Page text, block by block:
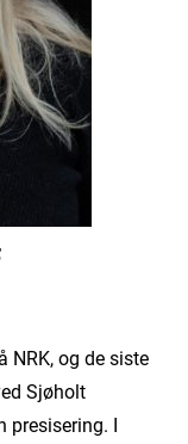
NRK, og de siste
Sjøholt
presisering. I